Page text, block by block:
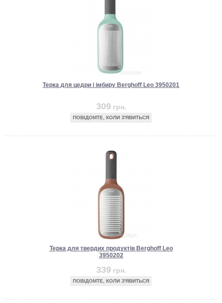
Терка для цедри і імбиру Berghoff Leo 3950201
309 грн.
ПОВІДОМТЕ, КОЛИ З'ЯВИТЬСЯ
Терка для твердих продуктів Berghoff Leo
3950202
339 грн.
ПОВІДОМТЕ, КОЛИ З'ЯВИТЬСЯ